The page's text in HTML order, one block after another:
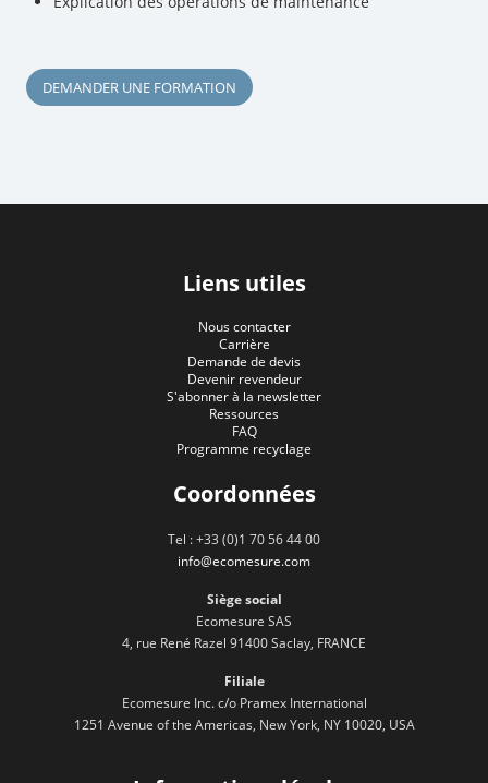
DEMANDER UNE FORMATION
Liens utiles
Nous contacter
Carrière
Demande de devis
Devenir revendeur
S'abonner à la newsletter
Ressources
FAQ
Programme recyclage
Coordonnées
Tel : +33 (0)1 70 56 44 00
info@ecomesure.com
Siège social
Ecomesure SAS
4, rue René Razel 91400 Saclay, FRANCE
Filiale
Ecomesure Inc. c/o Pramex International
1251 Avenue of the Americas, New York, NY 10020, USA